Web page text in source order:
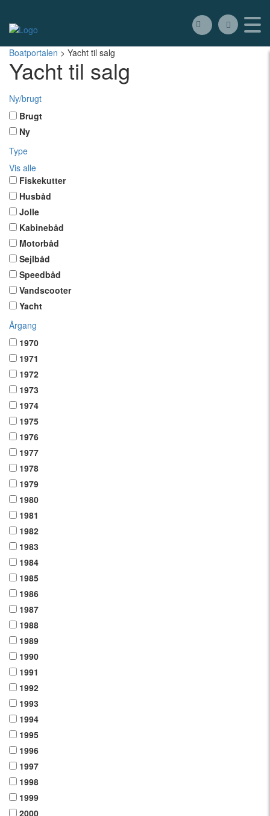
Boatportalen > Yacht til salg
Yacht til salg
Ny/brugt
Brugt
Ny
Type
Vis alle
Fiskekutter
Husbåd
Jolle
Kabinebåd
Motorbåd
Sejlbåd
Speedbåd
Vandscooter
Yacht
Årgang
1970
1971
1972
1973
1974
1975
1976
1977
1978
1979
1980
1981
1982
1983
1984
1985
1986
1987
1988
1989
1990
1991
1992
1993
1994
1995
1996
1997
1998
1999
2000